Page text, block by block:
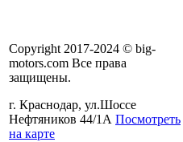
Copyright 2017-2024 © big-
motors.com Все права
защищены.
г. Краснодар, ул.Шоссе
Нефтяников 44/1А Посмотреть
на карте